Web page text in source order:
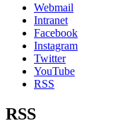
Webmail
Intranet
Facebook
Instagram
Twitter
YouTube
RSS
RSS